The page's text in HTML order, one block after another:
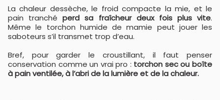
La chaleur dessèche, le froid compacte la mie, et le
pain tranchéperd sa fraîcheur deux fois plus vite.
Même le torchon humide de mamie peut jouer les
saboteurs s’il transmet trop d’eau.
Bref, pour garder le croustillant, il faut penser
conservation comme un vrai pro : torchon sec ou boîte
à pain ventilée, à l’abri de la lumière et de la chaleur.